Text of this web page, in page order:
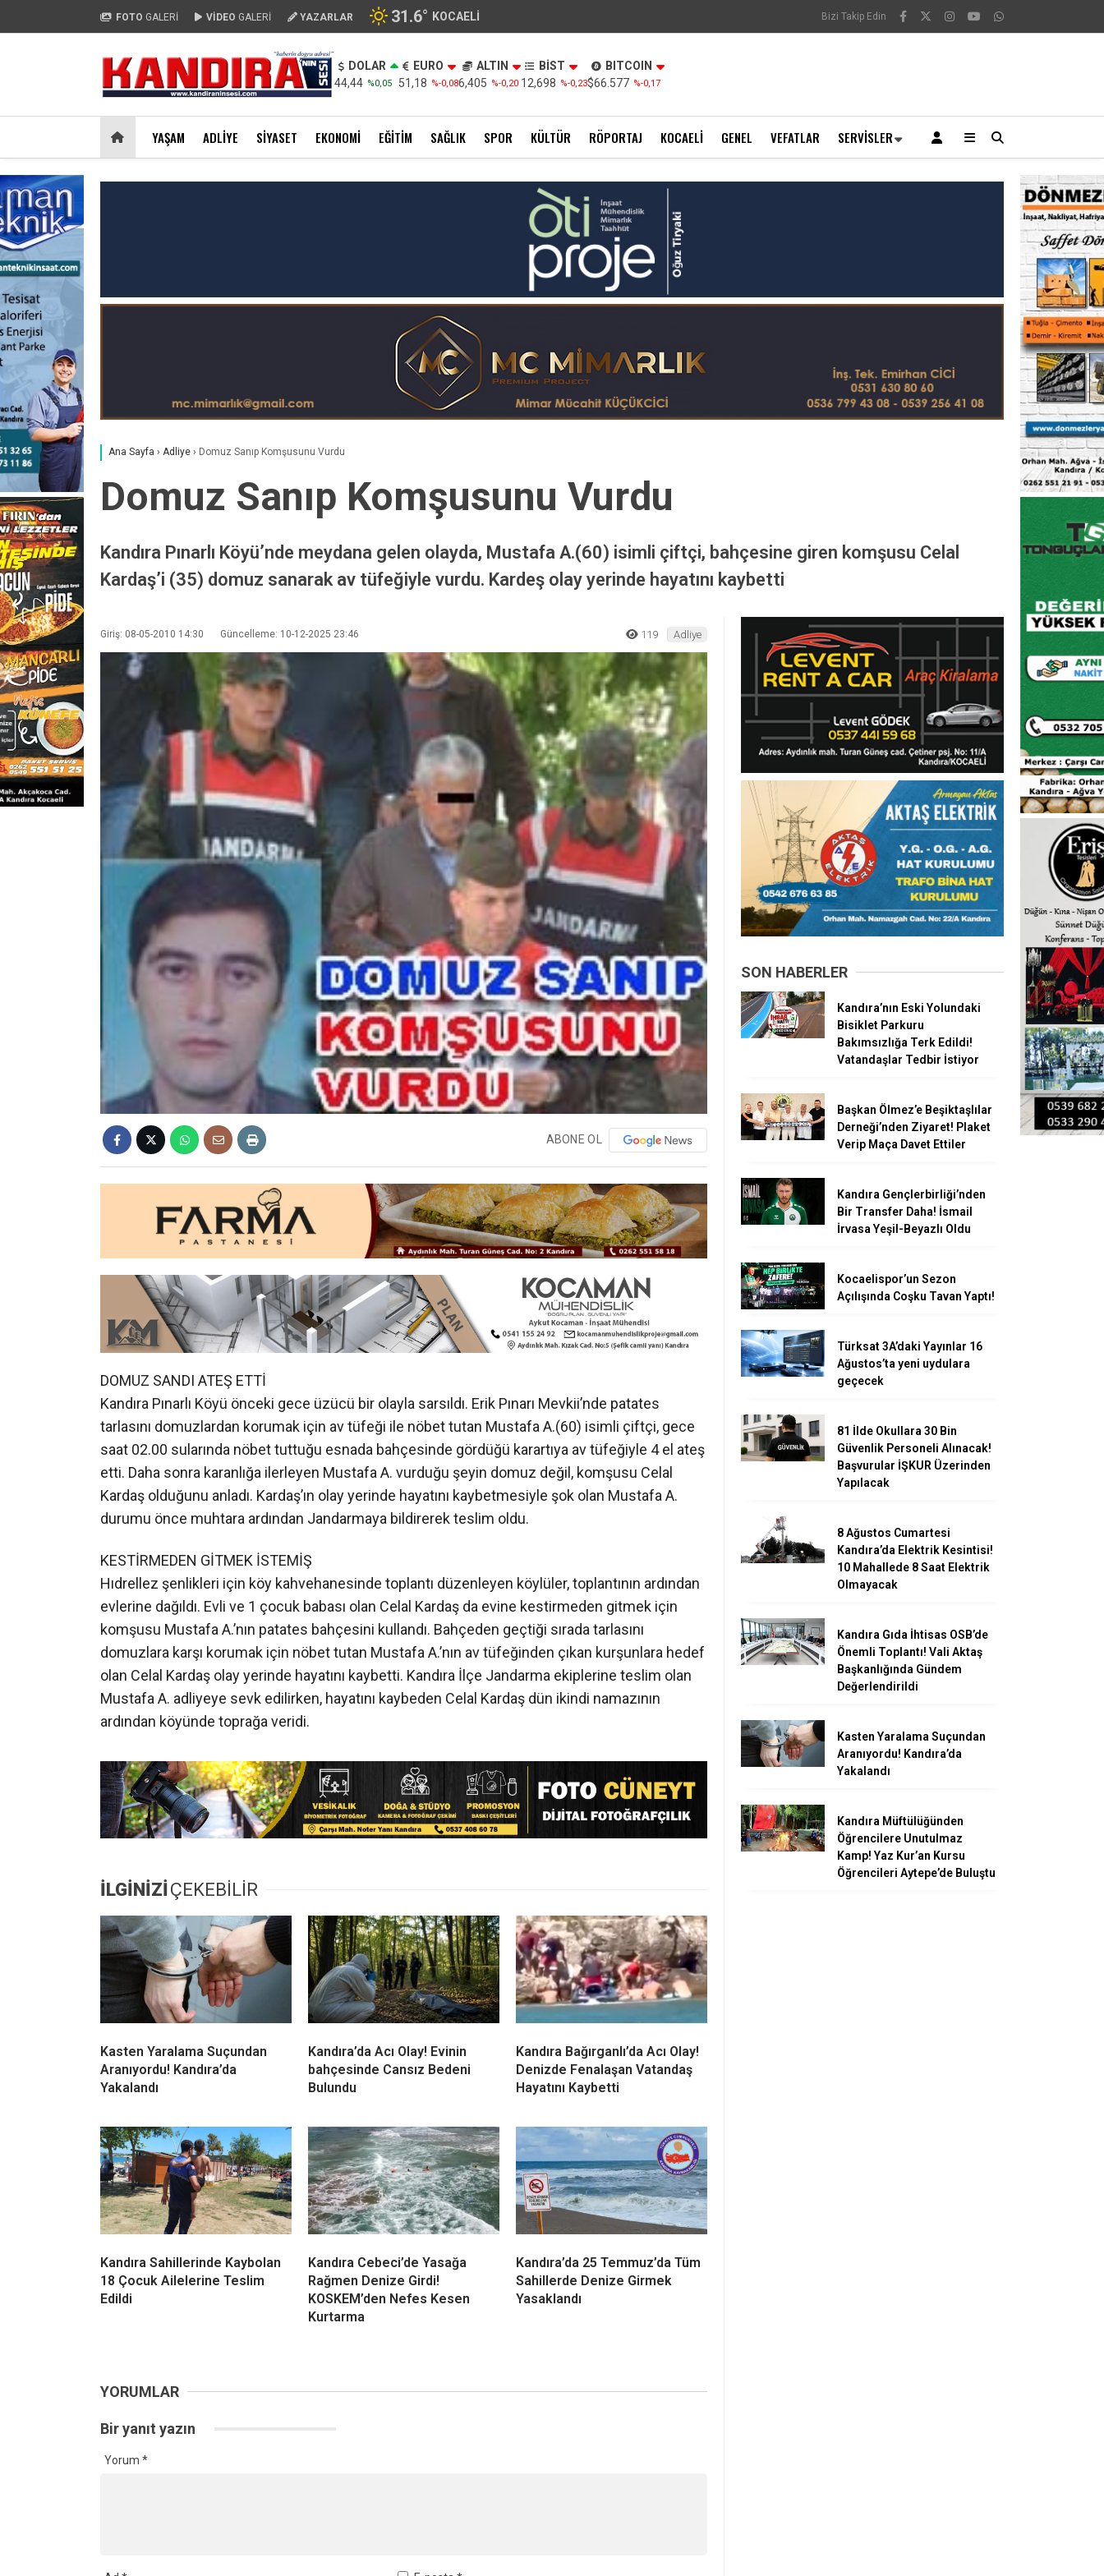
FOTO GALERİ VİDEO GALERİ YAZARLAR 31.6° KOCAELI Bizi Takip Edin
DOLAR
44,44 %0,05
EURO
51,18 %-0,08
ALTIN
6,405 %-0,20
BİST
12,698 %-0,23
BITCOIN
$66.577 %-0,17
YAŞAM ADLIYE SIYASET EKONOMI EĞITIM SAĞLIK SPOR KÜLTÜR RÖPORTAJ KOCAELI GENEL VEFATLAR SERVISLER
Ana Sayfa › Adliye › Domuz Sanıp Komşusunu Vurdu
Domuz Sanıp Komşusunu Vurdu
Kandıra Pınarlı Köyü’nde meydana gelen olayda, Mustafa A.(60) isimli çiftçi, bahçesine giren komşusu Celal
Kardaş’i (35) domuz sanarak av tüfeğiyle vurdu. Kardeş olay yerinde hayatını kaybetti
Giriş: 08-05-2010 14:30 Güncelleme: 10-12-2025 23:46 119 Adliye
ABONE OL
DOMUZ SANDI ATEŞ ETTİ
Kandıra Pınarlı Köyü önceki gece üzücü bir olayla sarsıldı. Erik Pınarı Mevkii’nde patates
tarlasını domuzlardan korumak için av tüfeği ile nöbet tutan Mustafa A.(60) isimli çiftçi, gece
saat 02.00 sularında nöbet tuttuğu esnada bahçesinde gördüğü karartıya av tüfeğiyle 4 el ateş
etti. Daha sonra karanlığa ilerleyen Mustafa A. vurduğu şeyin domuz değil, komşusu Celal
Kardaş olduğunu anladı. Kardaş’ın olay yerinde hayatını kaybetmesiyle şok olan Mustafa A.
KESTİRMEDEN GİTMEK İSTEMİŞ
Hıdrellez şenlikleri için köy kahvehanesinde toplantı düzenleyen köylüler, toplantının ardından
evlerine dağıldı. Evli ve 1 çocuk babası olan Celal Kardaş da evine kestirmeden gitmek için
komşusu Mustafa A.’nın patates bahçesini kullandı. Bahçeden geçtiği sırada tarlasını
domuzlara karşı korumak için nöbet tutan Mustafa A.’nın av tüfeğinden çıkan kurşunlara hedef
olan Celal Kardaş olay yerinde hayatını kaybetti. Kandıra İlçe Jandarma ekiplerine teslim olan
ardından köyünde toprağa veridi.
İLGİNİZİ ÇEKEBİLİR
Kasten Yaralama Suçundan
Aranıyordu! Kandıra’da
Kandıra’da Acı Olay! Evinin
bahçesinde Cansız Bedeni
Kandıra Bağırganlı’da Acı Olay!
Denizde Fenalaşan Vatandaş
18 Çocuk Ailelerine Teslim
Edildi
Rağmen Denize Girdi!
KOSKEM’den Nefes Kesen
Kurtarma
Sahillerde Denize Girmek
Yasaklandı
YORUMLAR
Bir yanıt yazın
Yorum*
SON HABERLER
Kandıra’nın Eski Yolundaki
Bisiklet Parkuru
Bakımsızlığa Terk Edildi!
Vatandaşlar Tedbir İstiyor
Başkan Ölmez’e Beşiktaşlılar
Derneği’nden Ziyaret! Plaket
Verip Maça Davet Ettiler
Kandıra Gençlerbirliği’nden
Bir Transfer Daha! İsmail
İrvasa Yeşil-Beyazlı Oldu
Kocaelispor’un Sezon
Açılışında Coşku Tavan Yaptı!
Türksat 3A’daki Yayınlar 16
Ağustos’ta yeni uydulara
geçecek
81 İlde Okullara 30 Bin
Güvenlik Personeli Alınacak!
Başvurular İŞKUR Üzerinden
Yapılacak
8 Ağustos Cumartesi
Kandıra’da Elektrik Kesintisi!
10 Mahallede 8 Saat Elektrik
Olmayacak
Kandıra Gıda İhtisas OSB’de
Önemli Toplantı! Vali Aktaş
Başkanlığında Gündem
Değerlendirildi
Kasten Yaralama Suçundan
Aranıyordu! Kandıra’da
Yakalandı
Kandıra Müftülüğünden
Öğrencilere Unutulmaz
Kamp! Yaz Kur’an Kursu
Öğrencileri Aytepe’de Buluştu